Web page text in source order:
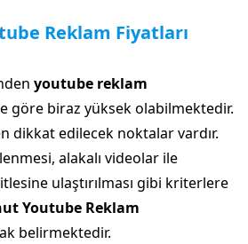
Reklam Fiyatları
youtube reklam
göre biraz yüksek olabilmektedir.
dikkat edilecek noktalar vardır.
alakalı videolar ile
ulaştırılması gibi kriterlere
Youtube Reklam
belirmektedir.